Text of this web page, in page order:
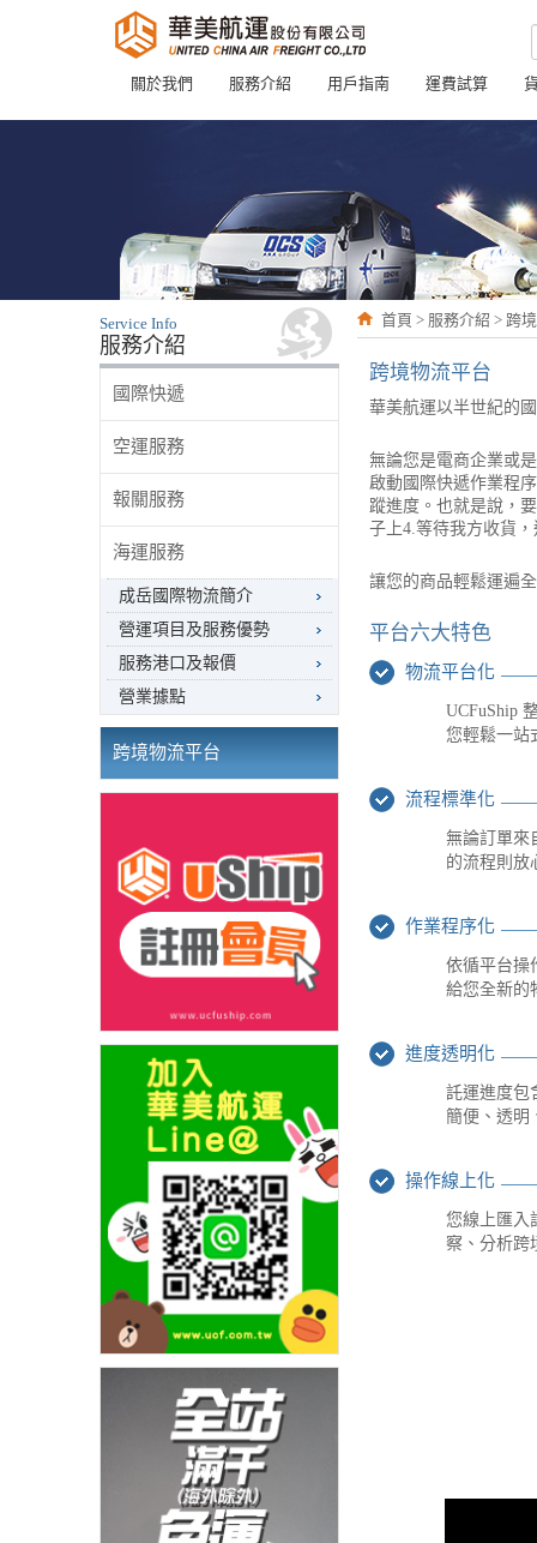
關於我們 服務介紹 用戶指南 運費試算
Service Info
服務介紹
國際快遞
空運服務
報關服務
海運服務
成岳國際物流簡介
營運項目及服務優勢
服務港口及報價
營業據點
跨境物流平台
首頁 > 服務介紹 > 跨
跨境物流平台
華美航運以半世紀的
無論您是電商企業或
啟動國際快遞作業程
蹤進度。也就是說，
子上4.等待我方收貨
讓您的商品輕鬆運遍
平台六大特色
物流平台化
UCFuShip
您輕鬆一站
流程標準化
無論訂單來
的流程則放
作業程序化
依循平台操
給您全新的
進度透明化
託運進度包
簡便、透明
操作線上化
您線上匯入
察、分析跨